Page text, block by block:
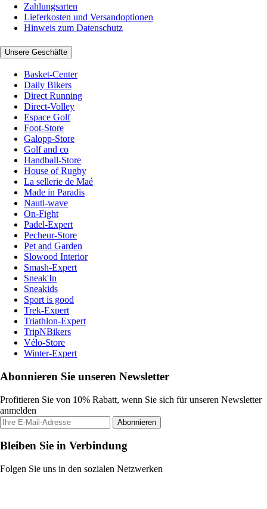
Zahlungsarten
Lieferkosten und Versandoptionen
Hinweis zum Datenschutz
Unsere Geschäfte
Basket-Center
Daily Bikers
Direct Running
Direct-Volley
Espace Golf
Foot-Store
Galopp-Store
Golf and co
Handball-Store
House of Rugby
La sellerie de Maé
Made in Paradis
Nauti-wave
On-Fight
Padel-Expert
Pecheur-Store
Pet and Garden
Slowood Interior
Smash-Expert
Sneak'In
Sneakids
Sport is good
Trek-Expert
Triathlon-Expert
TripNBikers
Vélo-Store
Winter-Expert
Abonnieren Sie unseren Newsletter
Profitieren Sie von 10% Rabatt, wenn Sie sich für unseren Newsletter
anmelden
Abonnieren
Bleiben Sie in Verbindung
Folgen Sie uns in den sozialen Netzwerken